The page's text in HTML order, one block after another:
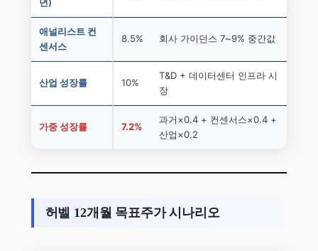
애널리스트 컨
센서스
8.5% 회사 가이던스 7~9% 중간값
산업 성장률 10%
T&D + 데이터센터 인프라 시
장
가중 성장률 7.2%
과거×0.4 + 컨센서스×0.4 +
산업×0.2
허벨 12개월 목표주가 시나리오